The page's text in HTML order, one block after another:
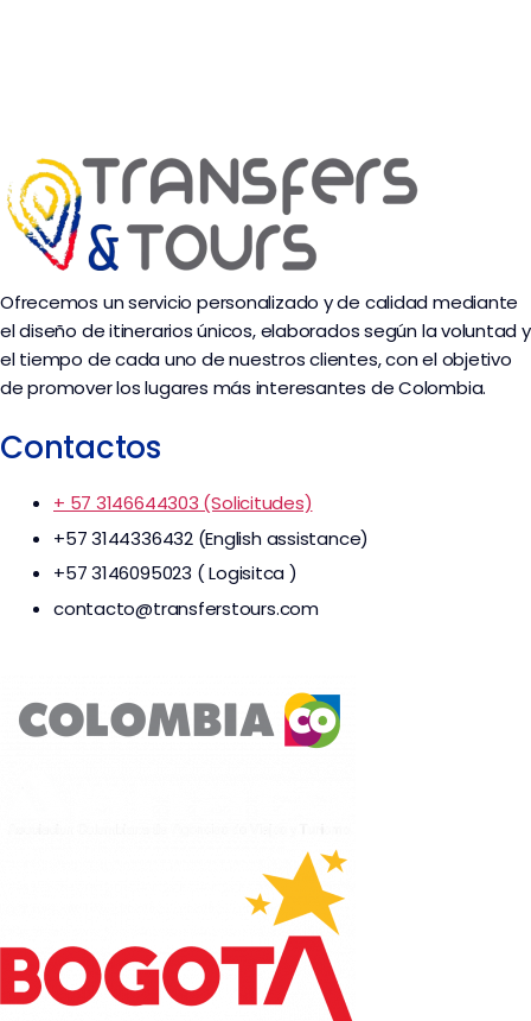
Ofrecemos un servicio personalizado y de calidad mediante
el diseño de itinerarios únicos, elaborados según la voluntad y
el tiempo de cada uno de nuestros clientes, con el objetivo
de promover los lugares más interesantes de Colombia.
Contactos
+ 57 3146644303 (Solicitudes)
+57 3144336432 (English assistance)
+57 3146095023 ( Logisitca )
contacto@transferstours.com